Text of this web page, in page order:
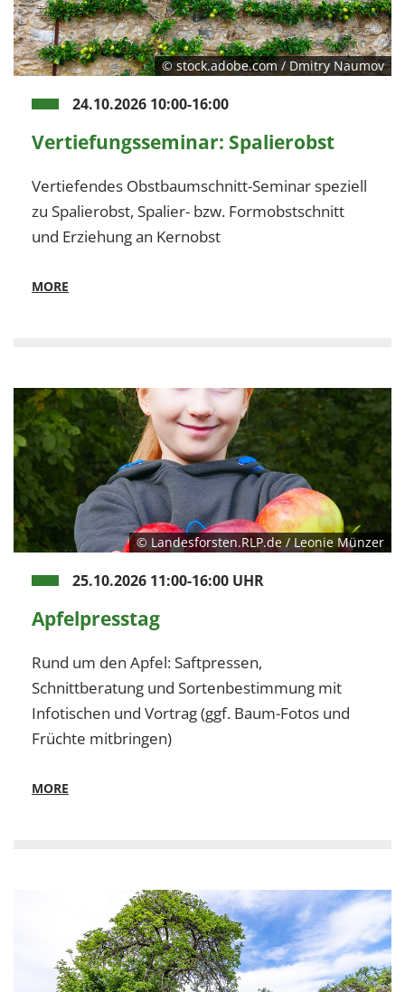
© stock.adobe.com / Dmitry Naumov
24.10.2026 10:00-16:00
Vertiefungsseminar: Spalierobst
Vertiefendes Obstbaumschnitt-Seminar speziell
zu Spalierobst, Spalier- bzw. Formobstschnitt
und Erziehung an Kernobst
MORE
© Landesforsten.RLP.de / Leonie Münzer
25.10.2026 11:00-16:00 UHR
Apfelpresstag
Rund um den Apfel: Saftpressen,
Schnittberatung und Sortenbestimmung mit
Infotischen und Vortrag (ggf. Baum-Fotos und
Früchte mitbringen)
MORE